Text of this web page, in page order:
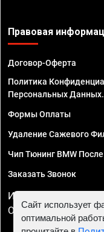
Правовая
Договор-Оферта
Политика
Персональных Данных.
Формы Оплаты
Удаление Сажевого
Чип Тюнинг BMW
Заказать Звонок
ИП Смирнов
ОГРНИП
Сайт использует
оптимальной